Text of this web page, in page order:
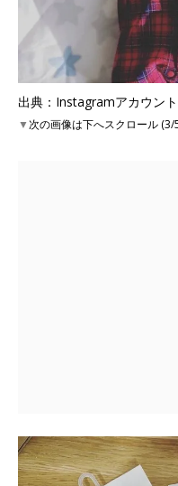
出典：Instagramアカウン
▼次の画像は下へスクロール (3/